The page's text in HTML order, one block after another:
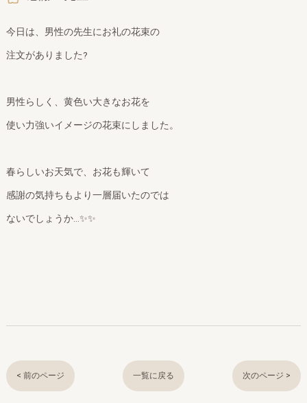
今日は、男性の先生にお礼の花束の
注文がありました?
男性らしく、黄色い大きなお花を
使い力強いイメージの花束にしました。
春らしいお天気で、お花も輝いて
感謝の気持ちもより一層届いたのでは
ないでしょうか…✨✨
< 前のページ 一覧に戻る 次のページ >